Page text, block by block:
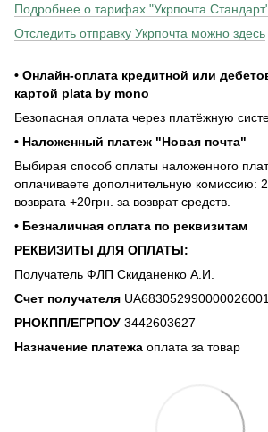
Подробнее о тарифах "Укрпочта
Отследить отправку Укрпочта можно здесь
• Онлайн-оплата кредитной или
картой plata by mono
Безопасная оплата через платёжную
• Наложенный платеж "Новая почта"
Выбирая способ оплаты наложенного
оплачиваете дополнительную комиссию:
возврата +20грн. за возврат средств.
• Безналичная оплата по реквизитам
РЕКВИЗИТЫ ДЛЯ ОПЛАТЫ:
Получатель ФЛП Скиданенко А.И.
Счет получателя
РНОКПП/ЕГРПОУ 3442603627
Назначение платежа оплата за товар